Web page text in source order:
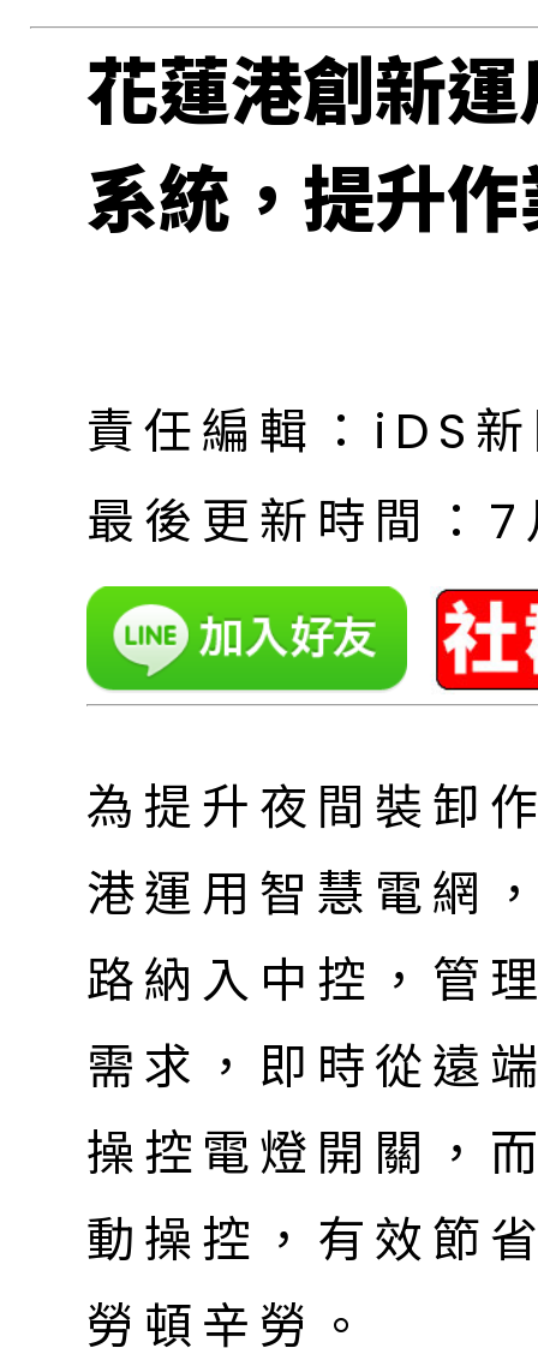
花蓮港創新
系統，提升
責任編輯：iDS
最後更新時間
為提升夜間裝卸
港運用智慧電網
路納入中控，管
需求，即時從遠
操控電燈開關，
動操控，有效節
勞頓辛勞。